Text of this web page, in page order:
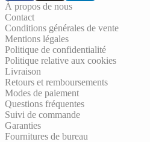
À propos de nous
Contact
Conditions générales de vente
Mentions légales
Politique de confidentialité
Politique relative aux cookies
Livraison
Retours et remboursements
Modes de paiement
Questions fréquentes
Suivi de commande
Garanties
Fournitures de bureau